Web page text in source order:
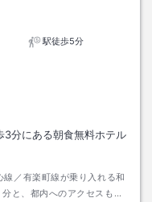
駅徒歩5分
3分にある朝食無料ホテル
／有楽町線が乗り入れる和
と、都内へのアクセスも抜